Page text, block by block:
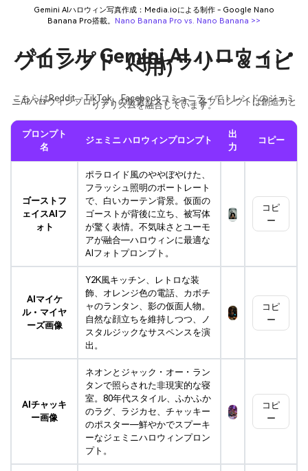
Gemini AIハロウィン写真作成：Media.ioによる制作 - Google Nano
Banana Pro搭載。
Nano Banana Pro vs. Nano Banana >>
バイラル Gemini AI ハロウィン
プロンプト（ギャラリー＆コピ
ペ用）
こちらはReddit、TikTok、Facebookコミュニティでトレンドのジェミ
ニAIハロウィンプロンプトの厳選リストです。各プロンプトは創造力と
リアリズムを融合しています。
プロンプト
名
ジェミニ ハロウィンプロンプト
出
力
コピー
ゴーストフ
ェイスAIフ
ォト
ポラロイド風のややぼやけた、
フラッシュ照明のポートレート
で、白いカーテン背景。仮面の
ゴーストが背後に立ち、被写体
が驚く表情。不気味さとユーモ
アが融合―ハロウィンに最適な
AIフォトプロンプト。
コピ
ー
AIマイケ
ル・マイヤ
ーズ画像
Y2K風キッチン、レトロな装
飾、オレンジ色の電話、カボチ
ャのランタン、影の仮面人物。
自然な顔立ちを維持しつつ、ノ
スタルジックなサスペンスを演
出。
コピ
ー
AIチャッキ
ー画像
ネオンとジャック・オー・ラン
タンで照らされた非現実的な寝
室。80年代スタイル、ふかふか
のラグ、ラジカセ、チャッキー
のポスター―鮮やかでスプーキ
ーなジェミニハロウィンプロン
プト。
コピ
ー